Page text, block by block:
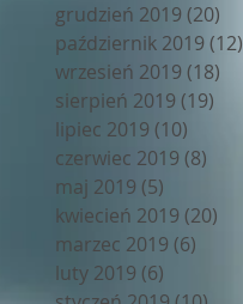
grudzień 2019 (20)
październik 2019 (12)
wrzesień 2019 (18)
sierpień 2019 (19)
lipiec 2019 (10)
czerwiec 2019 (8)
maj 2019 (5)
kwiecień 2019 (20)
marzec 2019 (6)
luty 2019 (6)